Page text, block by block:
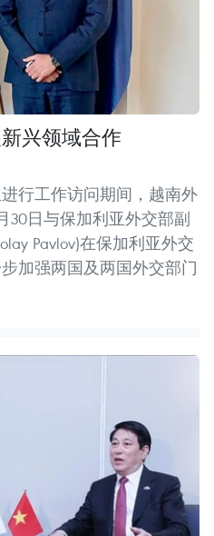
兴领域合作
行工作访问期间，越南外
30日与保加利亚外交部副
Pavlov)在保加利亚外交
加强两国及两国外交部门